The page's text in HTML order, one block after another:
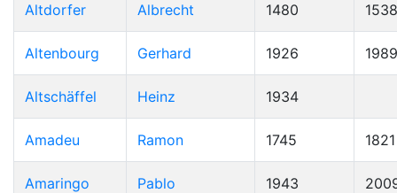
Altdorfer Albrecht 1480 1538
Altenbourg Gerhard 1926 1989
Altschäffel Heinz 1934
Amadeu Ramon 1745 1821
Amaringo Pablo 1943